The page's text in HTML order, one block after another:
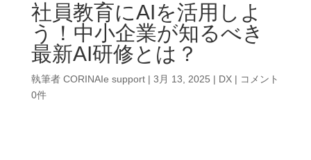
社員教育にAIを活用しよ
う！中小企業が知るべき
最新AI研修とは？
執筆者 CORINAIe support| 3月 13, 2025 | DX| コメント
0件